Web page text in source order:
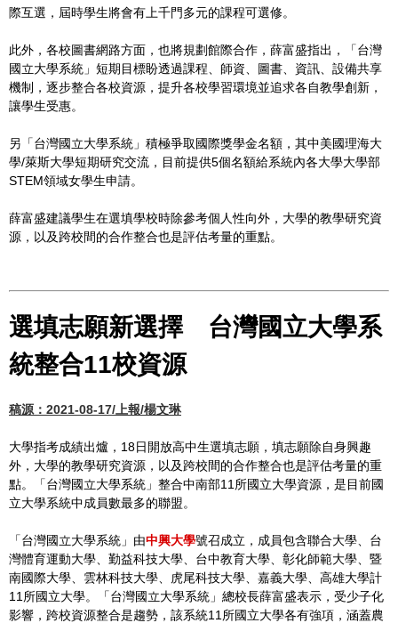
際互選，屆時學生將會有上千門多元的課程可選修。
此外，各校圖書網路方面，也將規劃館際合作，薛富盛指出，「台灣
國立大學系統」短期目標盼透過課程、師資、圖書、資訊、設備共享
機制，逐步整合各校資源，提升各校學習環境並追求各自教學創新，
讓學生受惠。
另「台灣國立大學系統」積極爭取國際獎學金名額，其中美國理海大
學/萊斯大學短期研究交流，目前提供5個名額給系統內各大學大學部
STEM領域女學生申請。
薛富盛建議學生在選填學校時除參考個人性向外，大學的教學研究資
源，以及跨校間的合作整合也是評估考量的重點。
選填志願新選擇 台灣國立大學系
統整合11校資源
稿源：2021-08-17/上報/楊文琳
大學指考成績出爐，18日開放高中生選填志願，填志願除自身興趣
外，大學的教學研究資源，以及跨校間的合作整合也是評估考量的重
點。「台灣國立大學系統」整合中南部11所國立大學資源，是目前國
立大學系統中成員數最多的聯盟。
「台灣國立大學系統」由中興大學號召成立，成員包含聯合大學、台
灣體育運動大學、勤益科技大學、台中教育大學、彰化師範大學、暨
南國際大學、雲林科技大學、虎尾科技大學、嘉義大學、高雄大學計
11所國立大學。「台灣國立大學系統」總校長薛富盛表示，受少子化
影響，跨校資源整合是趨勢，該系統11所國立大學各有強項，涵蓋農